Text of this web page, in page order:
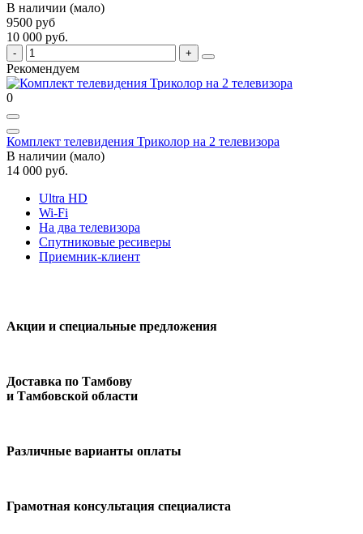
В наличии (мало)
9500 руб
10 000 руб.
Рекомендуем
0
Комплект телевидения Триколор на 2 телевизора
В наличии (мало)
14 000 руб.
Ultra HD
Wi-Fi
На два телевизора
Спутниковые ресиверы
Приемник-клиент
Акции и специальные предложения
Доставка по Тамбову
и Тамбовской области
Различные варианты оплаты
Грамотная консультация специалиста